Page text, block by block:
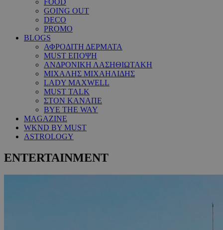
FOOD
GOING OUT
DECO
PROMO
BLOGS
ΑΦΡΟΔΙΤΗ ΔΕΡΜΑΤΑ
MUST ΕΠΟΨΗ
ΑΝΔΡΟΝΙΚΗ ΛΑΣΗΘΙΩΤΑΚΗ
ΜΙΧΑΛΗΣ ΜΙΧΑΗΛΙΔΗΣ
LADY MAXWELL
MUST TALK
ΣΤΟΝ ΚΑΝΑΠΕ
BYE THE WAY
MAGAZINE
WKND BY MUST
ASTROLOGY
ENTERTAINMENT